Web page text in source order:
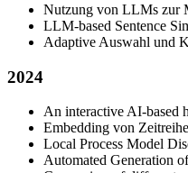
Nutzung von LLMs zur
LLM-based Sentence
Adaptive Auswahl und
2024
An interactive AI-based
Embedding von
Local Process Model
Automated Generation